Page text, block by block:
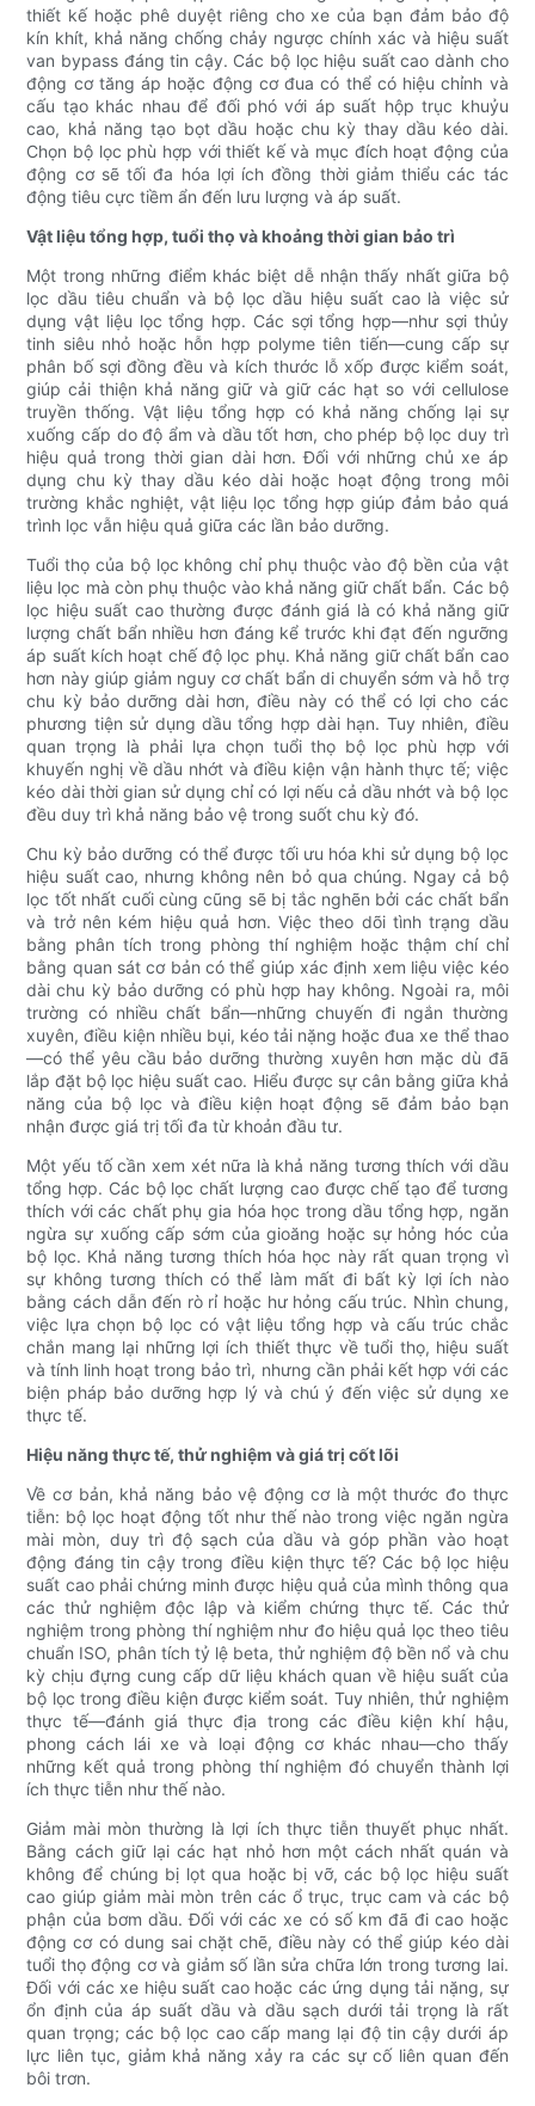
thiết kế hoặc phê duyệt riêng cho xe của bạn đảm bảo độ
kín khít, khả năng chống chảy ngược chính xác và hiệu suất
van bypass đáng tin cậy. Các bộ lọc hiệu suất cao dành cho
động cơ tăng áp hoặc động cơ đua có thể có hiệu chỉnh và
cấu tạo khác nhau để đối phó với áp suất hộp trục khuỷu
cao, khả năng tạo bọt dầu hoặc chu kỳ thay dầu kéo dài.
Chọn bộ lọc phù hợp với thiết kế và mục đích hoạt động của
động cơ sẽ tối đa hóa lợi ích đồng thời giảm thiểu các tác
động tiêu cực tiềm ẩn đến lưu lượng và áp suất.
Vật liệu tổng hợp, tuổi thọ và khoảng thời gian bảo trì
Một trong những điểm khác biệt dễ nhận thấy nhất giữa bộ
lọc dầu tiêu chuẩn và bộ lọc dầu hiệu suất cao là việc sử
dụng vật liệu lọc tổng hợp. Các sợi tổng hợp—như sợi thủy
tinh siêu nhỏ hoặc hỗn hợp polyme tiên tiến—cung cấp sự
phân bố sợi đồng đều và kích thước lỗ xốp được kiểm soát,
giúp cải thiện khả năng giữ và giữ các hạt so với cellulose
truyền thống. Vật liệu tổng hợp có khả năng chống lại sự
xuống cấp do độ ẩm và dầu tốt hơn, cho phép bộ lọc duy trì
hiệu quả trong thời gian dài hơn. Đối với những chủ xe áp
dụng chu kỳ thay dầu kéo dài hoặc hoạt động trong môi
trường khắc nghiệt, vật liệu lọc tổng hợp giúp đảm bảo quá
trình lọc vẫn hiệu quả giữa các lần bảo dưỡng.
Tuổi thọ của bộ lọc không chỉ phụ thuộc vào độ bền của vật
liệu lọc mà còn phụ thuộc vào khả năng giữ chất bẩn. Các bộ
lọc hiệu suất cao thường được đánh giá là có khả năng giữ
lượng chất bẩn nhiều hơn đáng kể trước khi đạt đến ngưỡng
áp suất kích hoạt chế độ lọc phụ. Khả năng giữ chất bẩn cao
hơn này giúp giảm nguy cơ chất bẩn di chuyển sớm và hỗ trợ
chu kỳ bảo dưỡng dài hơn, điều này có thể có lợi cho các
phương tiện sử dụng dầu tổng hợp dài hạn. Tuy nhiên, điều
quan trọng là phải lựa chọn tuổi thọ bộ lọc phù hợp với
khuyến nghị về dầu nhớt và điều kiện vận hành thực tế; việc
kéo dài thời gian sử dụng chỉ có lợi nếu cả dầu nhớt và bộ lọc
đều duy trì khả năng bảo vệ trong suốt chu kỳ đó.
Chu kỳ bảo dưỡng có thể được tối ưu hóa khi sử dụng bộ lọc
hiệu suất cao, nhưng không nên bỏ qua chúng. Ngay cả bộ
lọc tốt nhất cuối cùng cũng sẽ bị tắc nghẽn bởi các chất bẩn
và trở nên kém hiệu quả hơn. Việc theo dõi tình trạng dầu
bằng phân tích trong phòng thí nghiệm hoặc thậm chí chỉ
bằng quan sát cơ bản có thể giúp xác định xem liệu việc kéo
dài chu kỳ bảo dưỡng có phù hợp hay không. Ngoài ra, môi
trường có nhiều chất bẩn—những chuyến đi ngắn thường
xuyên, điều kiện nhiều bụi, kéo tải nặng hoặc đua xe thể thao
—có thể yêu cầu bảo dưỡng thường xuyên hơn mặc dù đã
lắp đặt bộ lọc hiệu suất cao. Hiểu được sự cân bằng giữa khả
năng của bộ lọc và điều kiện hoạt động sẽ đảm bảo bạn
nhận được giá trị tối đa từ khoản đầu tư.
Một yếu tố cần xem xét nữa là khả năng tương thích với dầu
tổng hợp. Các bộ lọc chất lượng cao được chế tạo để tương
thích với các chất phụ gia hóa học trong dầu tổng hợp, ngăn
ngừa sự xuống cấp sớm của gioăng hoặc sự hỏng hóc của
bộ lọc. Khả năng tương thích hóa học này rất quan trọng vì
sự không tương thích có thể làm mất đi bất kỳ lợi ích nào
bằng cách dẫn đến rò rỉ hoặc hư hỏng cấu trúc. Nhìn chung,
việc lựa chọn bộ lọc có vật liệu tổng hợp và cấu trúc chắc
chắn mang lại những lợi ích thiết thực về tuổi thọ, hiệu suất
và tính linh hoạt trong bảo trì, nhưng cần phải kết hợp với các
biện pháp bảo dưỡng hợp lý và chú ý đến việc sử dụng xe
thực tế.
Hiệu năng thực tế, thử nghiệm và giá trị cốt lõi
Về cơ bản, khả năng bảo vệ động cơ là một thước đo thực
tiễn: bộ lọc hoạt động tốt như thế nào trong việc ngăn ngừa
mài mòn, duy trì độ sạch của dầu và góp phần vào hoạt
động đáng tin cậy trong điều kiện thực tế? Các bộ lọc hiệu
suất cao phải chứng minh được hiệu quả của mình thông qua
các thử nghiệm độc lập và kiểm chứng thực tế. Các thử
nghiệm trong phòng thí nghiệm như đo hiệu quả lọc theo tiêu
chuẩn ISO, phân tích tỷ lệ beta, thử nghiệm độ bền nổ và chu
kỳ chịu đựng cung cấp dữ liệu khách quan về hiệu suất của
bộ lọc trong điều kiện được kiểm soát. Tuy nhiên, thử nghiệm
thực tế—đánh giá thực địa trong các điều kiện khí hậu,
phong cách lái xe và loại động cơ khác nhau—cho thấy
những kết quả trong phòng thí nghiệm đó chuyển thành lợi
ích thực tiễn như thế nào.
Giảm mài mòn thường là lợi ích thực tiễn thuyết phục nhất.
Bằng cách giữ lại các hạt nhỏ hơn một cách nhất quán và
không để chúng bị lọt qua hoặc bị vỡ, các bộ lọc hiệu suất
cao giúp giảm mài mòn trên các ổ trục, trục cam và các bộ
phận của bơm dầu. Đối với các xe có số km đã đi cao hoặc
động cơ có dung sai chặt chẽ, điều này có thể giúp kéo dài
tuổi thọ động cơ và giảm số lần sửa chữa lớn trong tương lai.
Đối với các xe hiệu suất cao hoặc các ứng dụng tải nặng, sự
ổn định của áp suất dầu và dầu sạch dưới tải trọng là rất
quan trọng; các bộ lọc cao cấp mang lại độ tin cậy dưới áp
lực liên tục, giảm khả năng xảy ra các sự cố liên quan đến
bôi trơn.